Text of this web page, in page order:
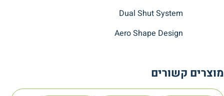
Dual Shut System
Aero Shape Design
מוצרים קשורים